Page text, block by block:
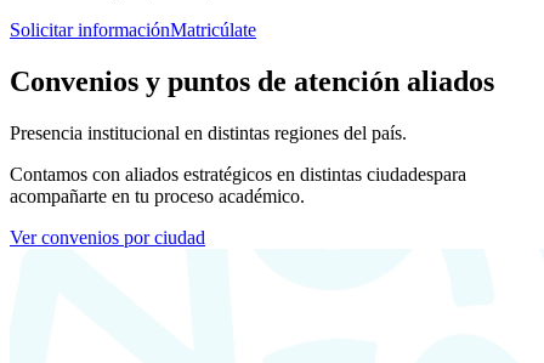
Solicitar informaciónMatricúlate
Convenios y puntos de atención aliados
Presencia institucional en distintas regiones del país.
Contamos con aliados estratégicos en distintas ciudadespara
acompañarte en tu proceso académico.
Ver convenios por ciudad